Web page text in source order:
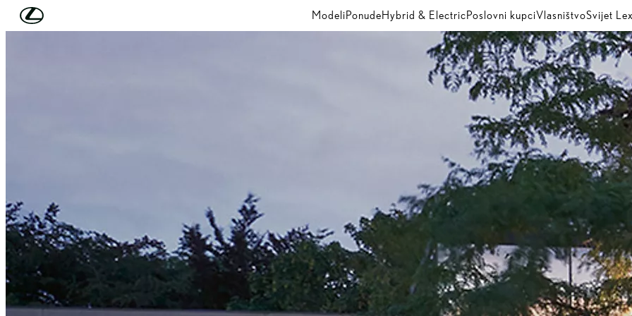
Skip to Main Content ModeliPonudeHybrid & ElectricPoslovni kupciVlasništvoSvijet
loaded content